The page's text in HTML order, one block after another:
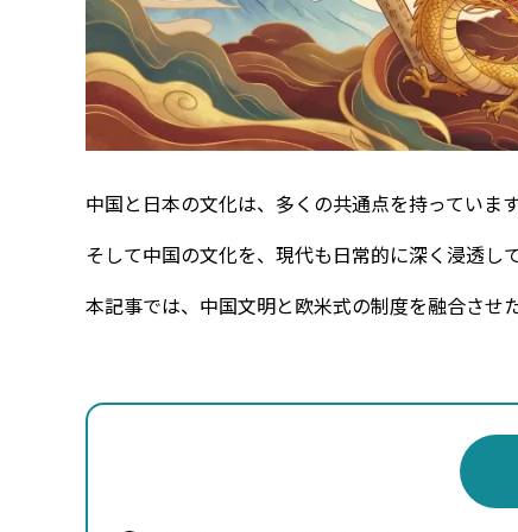
中国と日本の文化は、多くの共通点を持っています
そして中国の文化を、現代も日常的に深く浸透し
本記事では、中国文明と欧米式の制度を融合させ